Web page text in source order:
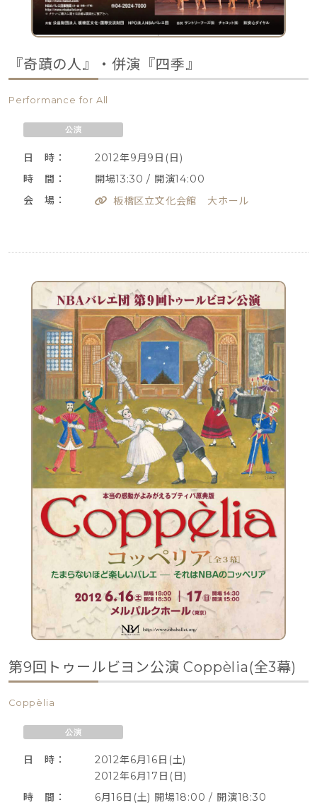
『奇蹟の人』・併演『四季』
Performance for All
公演
日 時：
2012年9月9日(日)
時 間：
開場13:30 / 開演14:00
会 場：
板橋区立文化会館 大ホール
第9回トゥールビヨン公演 Coppèlia(全3幕)
Coppèlia
公演
日 時：
2012年6月16日(土)
2012年6月17日(日)
時 間：
6月16日(土) 開場18:00 / 開演18:30